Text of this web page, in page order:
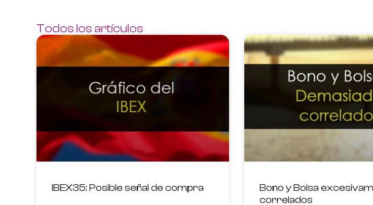
Todos los artículos
IBEX35: Posible señal de compra
Bono y Bolsa
correlados